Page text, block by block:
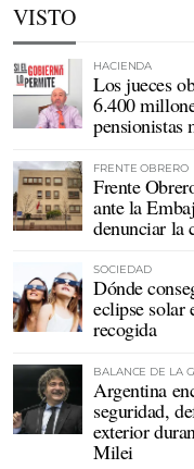
VISTO
HACIENDA
Los jueces
6.400
pensionistas
FRENTE OBRERO
Frente
ante la
denunciar la
SOCIEDAD
Dónde
eclipse solar
recogida
BALANCE DE LA
Argentina
seguridad,
exterior
Milei